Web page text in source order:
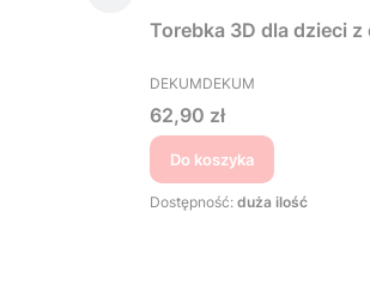
Torebka 3D dla dzieci z
PRODUCENT
DEKUMDEKUM
Cena
62,90 zł
Do koszyka
Dostępność: duża ilość